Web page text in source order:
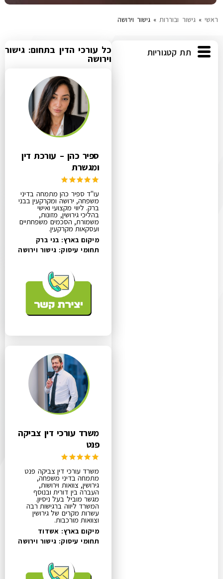
ראשי »גישור ובוררות»גישור וירושה
תת קטגוריות כל עורכי הדין בתחום: גישור
וירושה
ספיר כהן – עורכת דין
ומגשרת
עו"ד ספיר כהן מתמחה בדיני
משפחה, ירושה ומקרקעין בבני
ברק. ליווי מקצועי ואישי
בהליכי גירושין, מזונות,
משמורת, הסכמים משפחתיים
ועסקאות מקרקעין.
מיקום בארץ: בני ברק
תחומי עיסוק: גישור וירושה
משרד עורכי דין צביקה
פנט
משרד עורכי דין צביקה פנט
מתמחה בדיני משפחה,
גירושין, צוואות וירושות,
העברה בין דורית ובנוסף
מגשר מוביל בעל ניסיון.
המשרד ליווה ברגישות רבה
עשרות מקרים של גירושין
וצוואות מורכבות.
מיקום בארץ: אשדוד
תחומי עיסוק: גישור וירושה